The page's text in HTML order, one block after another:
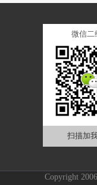
微信二
扫描加
Copyright